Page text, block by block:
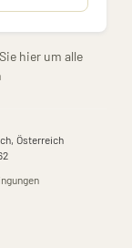
hier um alle
Österreich